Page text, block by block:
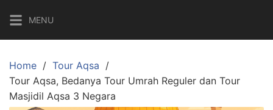
content
MENU
Home
Tour Aqsa
Tour Aqsa, Bedanya Tour Umrah Reguler dan Tour
Masjidil Aqsa 3 Negara